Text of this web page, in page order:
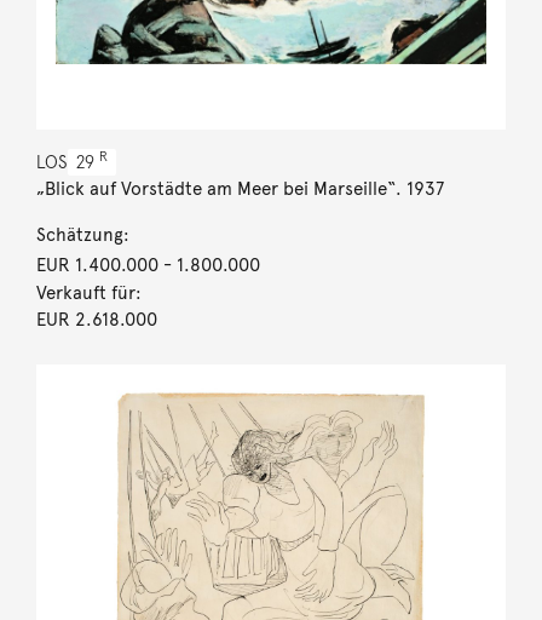
LOS 29 R
„Blick auf Vorstädte am Meer bei Marseille“. 1937
Schätzung:
EUR 1.400.000- 1.800.000
Verkauft für:
EUR 2.618.000